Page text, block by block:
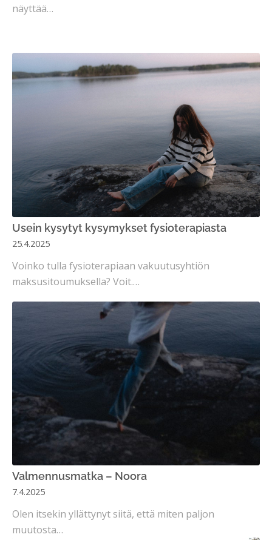
näyttää…
Usein kysytyt kysymykset fysioterapiasta
25.4.2025
Voinko tulla fysioterapiaan vakuutusyhtiön
maksusitoumuksella? Voit.…
Valmennusmatka – Noora
7.4.2025
Olen itsekin yllättynyt siitä, että miten paljon
muutosta…